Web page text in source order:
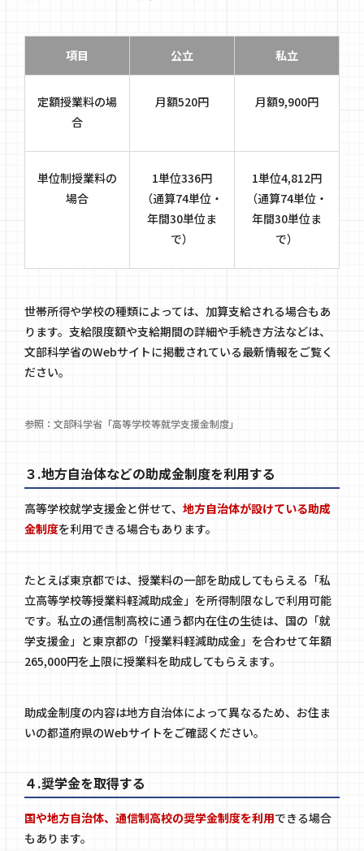
項目 公立 私立
定額授業料の場
合
月額520円 月額9,900円
単位制授業料の
場合
1単位336円
（通算74単位・
年間30単位ま
で）
1単位4,812円
（通算74単位・
年間30単位ま
で）
世帯所得や学校の種類によっては、加算支給される場合もあ
ります。支給限度額や支給期間の詳細や手続き方法などは、
文部科学省のWebサイトに掲載されている最新情報をご覧く
ださい。
参照：文部科学省「高等学校等就学支援金制度」
３.地方自治体などの助成金制度を利用する
高等学校就学支援金と併せて、 地方自治体が設けている助成
金制度を利用できる場合もあります。
たとえば東京都では、授業料の一部を助成してもらえる「私
立高等学校等授業料軽減助成金」を所得制限なしで利用可能
です。私立の通信制高校に通う都内在住の生徒は、国の「就
学支援金」と東京都の「授業料軽減助成金」を合わせて年額
265,000円を上限に授業料を助成してもらえます。
助成金制度の内容は地方自治体によって異なるため、お住ま
いの都道府県のWebサイトをご確認ください。
４.奨学金を取得する
国や地方自治体、通信制高校の奨学金制度を利用できる場合
もあります。